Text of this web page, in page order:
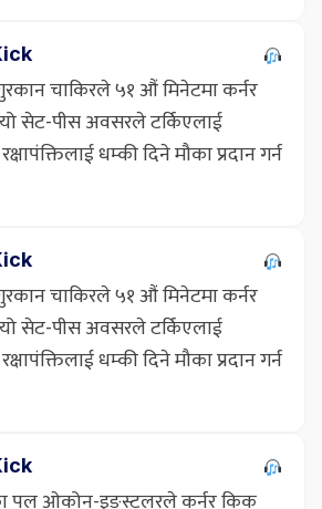
चाकिरले ५१ औं मिनेटमा कर्नर
सेट-पीस अवसरले टर्किएलाई
धम्की दिने मौका प्रदान गर्न
चाकिरले ५१ औं मिनेटमा कर्नर
सेट-पीस अवसरले टर्किएलाई
धम्की दिने मौका प्रदान गर्न